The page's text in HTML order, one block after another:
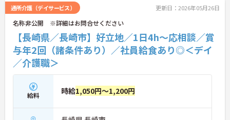
す。社内研修やキャリアパス制度も整っており、ス
キルアップを目指したい方にも最適です。ご興味の
ある方には、面接対策ポイントなど、さらに詳細を
お話ししますのでお気軽にご相談ください！
通所介護（デイサービス） 更新日：2026年05月26日
名称非公開 ※詳細はお問合せください
【長崎県／長崎市】好立地／1日4h～応相談／賞
与年2回（諸条件あり）／社員給食あり◎＜デイ
／介護職＞
給料 時給1,050円～1,200円